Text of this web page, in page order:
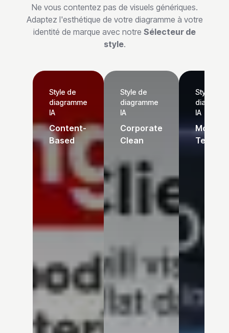
Ne vous contentez pas de visuels génériques.
Adaptez l'esthétique de votre diagramme à votre
identité de marque avec notre Sélecteur de
style.
Style de
diagramme
IA
Content-
Based
Style de
diagramme
IA
Corporate
Clean
Style de
IA
Modern
Tech